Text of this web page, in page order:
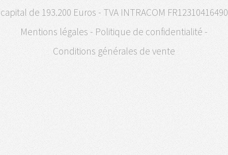
capital de 193.200 Euros - TVA INTRACOM FR12310416490
Mentions légales - Politique de confidentialité -
Conditions générales de vente